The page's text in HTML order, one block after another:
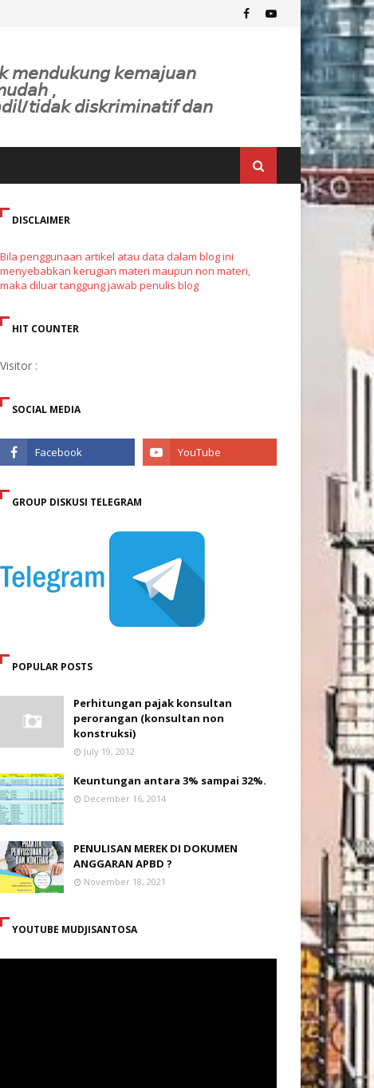
𝘮𝘦𝘯𝘥𝘶𝘬𝘶𝘯𝘨 𝘬𝘦𝘮𝘢𝘫𝘶𝘢𝘯
,
𝘵𝘪𝘥𝘢𝘬 𝘥𝘪𝘴𝘬𝘳𝘪𝘮𝘪𝘯𝘢𝘵𝘪𝘧 𝘥𝘢𝘯
DISCLAIMER
Bila penggunaan artikel atau data dalam blog ini
menyebabkan kerugian materi maupun non materi,
maka diluar tanggung jawab penulis blog
HIT COUNTER
Visitor :
SOCIAL MEDIA
GROUP DISKUSI TELEGRAM
POPULAR POSTS
Perhitungan pajak konsultan
perorangan (konsultan non
konstruksi)
July 19, 2012
Keuntungan antara 3% sampai 32%.
December 16, 2014
PENULISAN MEREK DI DOKUMEN
ANGGARAN APBD ?
November 18, 2021
YOUTUBE MUDJISANTOSA